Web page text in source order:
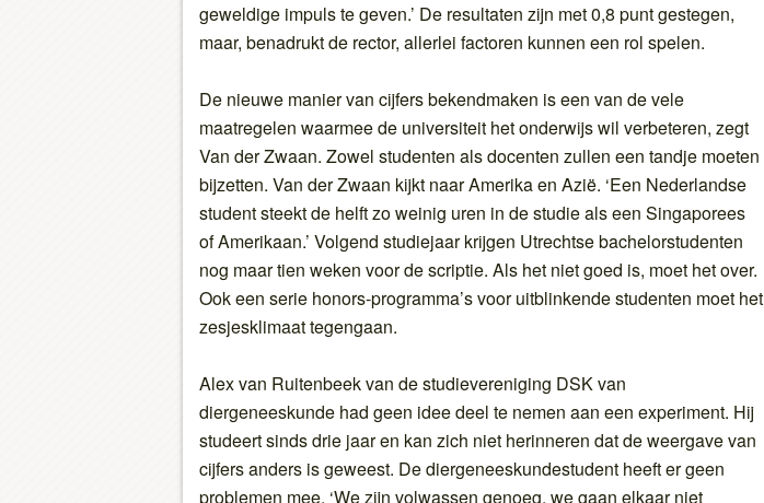
geweldige impuls te geven.’ De resultaten zijn met 0,8 punt gestegen,
maar, benadrukt de rector, allerlei factoren kunnen een rol spelen.
De nieuwe manier van cijfers bekendmaken is een van de vele
maatregelen waarmee de universiteit het onderwijs wil verbeteren, zegt
Van der Zwaan. Zowel studenten als docenten zullen een tandje moeten
bijzetten. Van der Zwaan kijkt naar Amerika en Azië. ‘Een Nederlandse
student steekt de helft zo weinig uren in de studie als een Singaporees
of Amerikaan.’ Volgend studiejaar krijgen Utrechtse bachelorstudenten
nog maar tien weken voor de scriptie. Als het niet goed is, moet het over.
Ook een serie honors-programma’s voor uitblinkende studenten moet het
zesjesklimaat tegengaan.
Alex van Ruitenbeek van de studievereniging DSK van
diergeneeskunde had geen idee deel te nemen aan een experiment. Hij
studeert sinds drie jaar en kan zich niet herinneren dat de weergave van
cijfers anders is geweest. De diergeneeskundestudent heeft er geen
problemen mee. ‘We zijn volwassen genoeg, we gaan elkaar niet